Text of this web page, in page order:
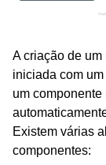
A criação de
iniciada com
um
Existem várias
componentes: